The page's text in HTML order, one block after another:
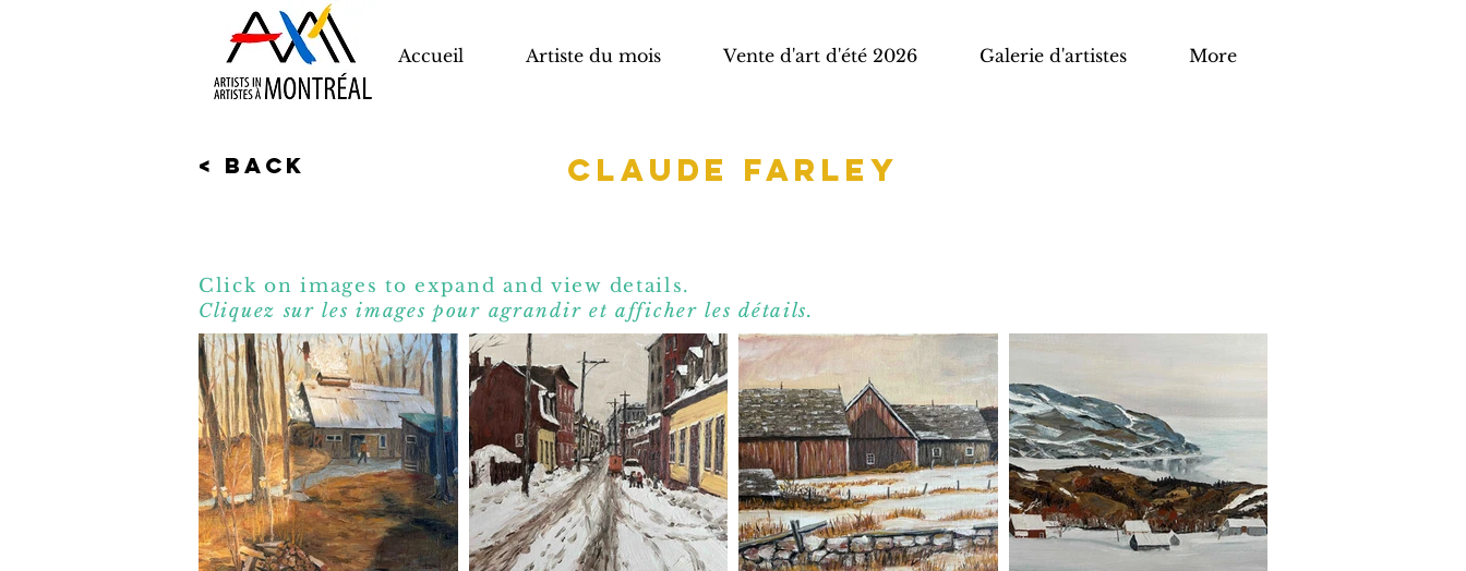
Accueil Artiste du mois Vente d'art d'été 2026 Galerie d'artistes More
< Back Claude Farley
Click on images to expand and view details.
Cliquez sur les images pour agrandir et afficher les détails.